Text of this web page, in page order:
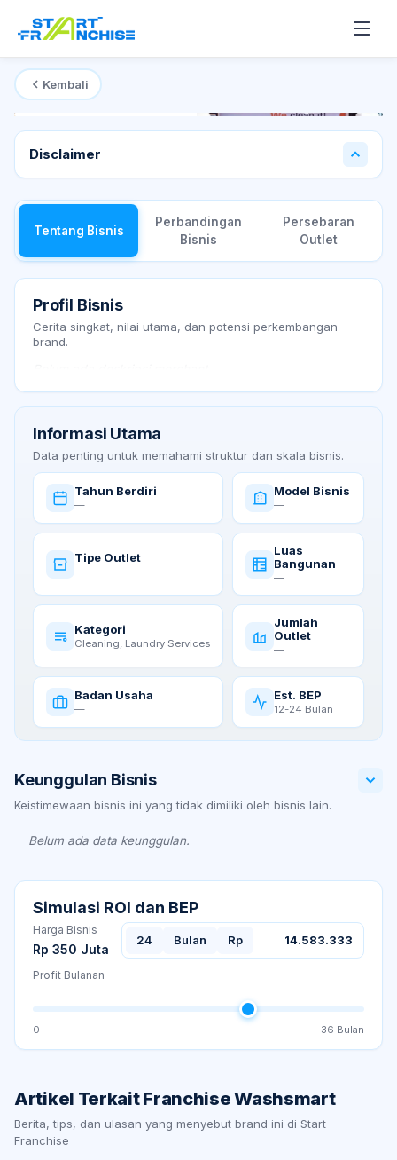
Kembali
Mulai dari
Rp 350 Juta
Tentang Bisnis
Perbandingan
Bisnis
Persebaran
Outlet
Profil Bisnis
Cerita singkat, nilai utama, dan potensi perkembangan
brand.
Informasi Utama
Data penting untuk memahami struktur dan skala bisnis.
Tahun Berdiri
—
Model Bisnis
—
Tipe Outlet
—
Luas
Bangunan
—
Kategori
Cleaning, Laundry Services
Jumlah
Outlet
—
Badan Usaha
—
Est. BEP
12-24 Bulan
Keunggulan Bisnis
Keistimewaan bisnis ini yang tidak dimiliki oleh bisnis lain.
Belum ada data keunggulan.
Simulasi ROI dan BEP
Harga Bisnis
Rp 350 Juta
Profit Bulanan
24 Bulan Rp 14.583.333
0 36 Bulan
Disclaimer
Artikel TerkaitFranchise Washsmart
Berita, tips, dan ulasan yang menyebut brand ini di Start
Franchise